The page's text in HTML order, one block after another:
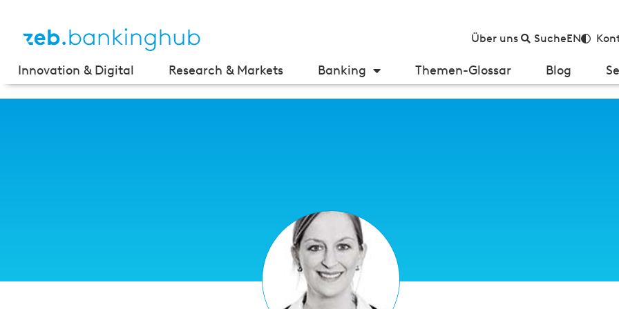
Über uns SucheEN
Innovation & Digital Research & Markets Banking Themen-Glossar Blog